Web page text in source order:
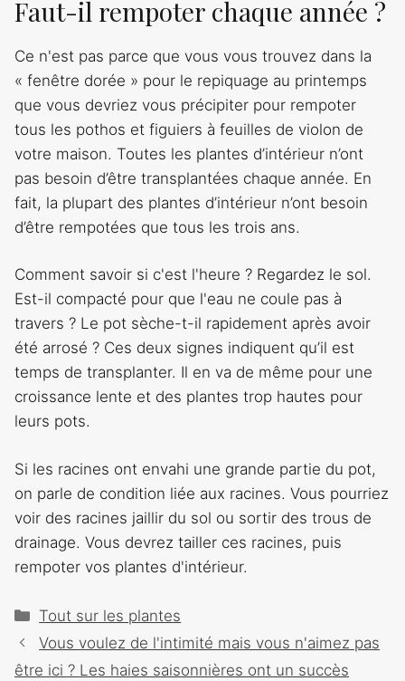
Faut-il rempoter chaque année ?
Ce n'est pas parce que vous vous trouvez dans la
« fenêtre dorée » pour le repiquage au printemps
que vous devriez vous précipiter pour rempoter
tous les pothos et figuiers à feuilles de violon de
votre maison. Toutes les plantes d’intérieur n’ont
pas besoin d’être transplantées chaque année. En
fait, la plupart des plantes d’intérieur n’ont besoin
d’être rempotées que tous les trois ans.
Comment savoir si c'est l'heure ? Regardez le sol.
Est-il compacté pour que l'eau ne coule pas à
travers ? Le pot sèche-t-il rapidement après avoir
été arrosé ? Ces deux signes indiquent qu’il est
temps de transplanter. Il en va de même pour une
croissance lente et des plantes trop hautes pour
leurs pots.
Si les racines ont envahi une grande partie du pot,
on parle de condition liée aux racines. Vous pourriez
voir des racines jaillir du sol ou sortir des trous de
drainage. Vous devrez tailler ces racines, puis
rempoter vos plantes d'intérieur.
Catégories
Tout sur les plantes
Navigation
des
Vous voulez de l'intimité mais vous n'aimez pas
être ici ? Les haies saisonnières ont un succès